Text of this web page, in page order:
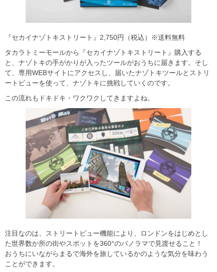
『セカイナゾトキストリート』2,750円（税込）※送料無料
タカラトミーモールから『セカイナゾトキストリート』購入する
と、ナゾトキの手がかりが入ったツールがおうちに届きます。そし
て、専用WEBサイトにアクセスし、届いたナゾトキツールとストリ
ートビューを使って、ナゾトキに挑戦していくのです。
この流れもドキドキ・ワクワクしてきますよね。
注目なのは、ストリートビュー機能により、ロンドンをはじめとし
た世界数か所の街やスポットを360°のパノラマで見渡せること！
おうちにいながらまるで海外を旅しているかのような気分を味わう
ことができます。